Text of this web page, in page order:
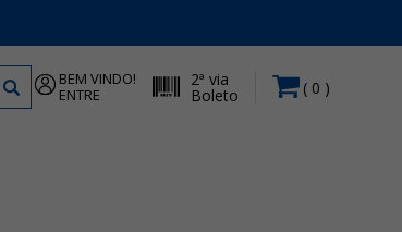
BEM VINDO!
ENTRE
2ª via
Boleto 0